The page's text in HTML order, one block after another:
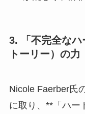
3. 「不完全なハ
トーリー）の力
Nicole Faerber氏
に取り、**「ハー